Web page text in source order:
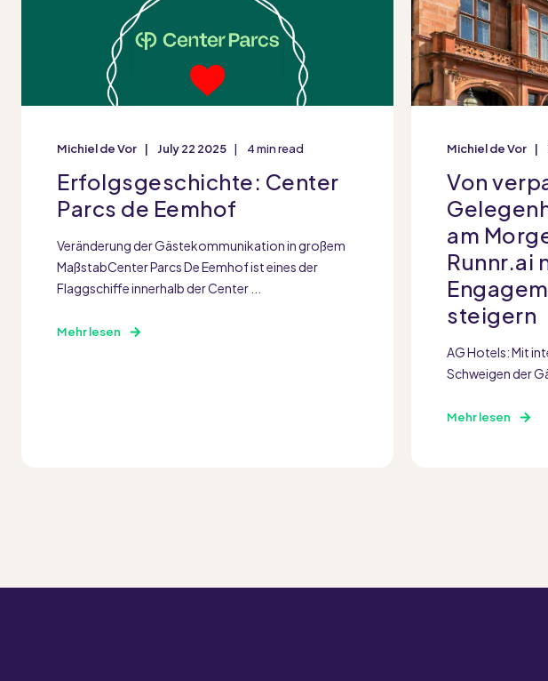
Michiel de Vor July 22 2025 4 min read
Erfolgsgeschichte: Center
Parcs de Eemhof
Veränderung der Gästekommunikation in großem
MaßstabCenter Parcs De Eemhof ist eines der
Flaggschiffe innerhalb der Center ...
Mehr lesen
Michiel de Vor
Von
am
Runnr.ai
steigern
AG Hotels: Mit
Schweigen der
Mehr lesen